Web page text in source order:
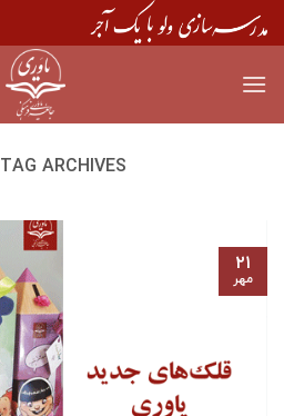
Skip
to
TAG ARCHIVES:
۲۱
مهر